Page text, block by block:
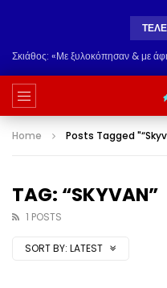
Home Posts Tagged
TAG: “SKYVAN”
1 POSTS
SORT BY: LATEST